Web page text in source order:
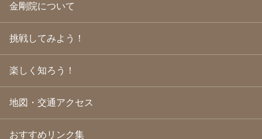
2009年6月(22)
2009年5月(20)
2009年4月
(24)
2009年3月(21)
2009年2月(19)
2009年1月(25)
2008年10月
(31)
2008年9月(24)
2008年8月(24)
金剛院について
挑戦してみよう！
楽しく知ろう！
地図・交通アクセス
おすすめリンク集